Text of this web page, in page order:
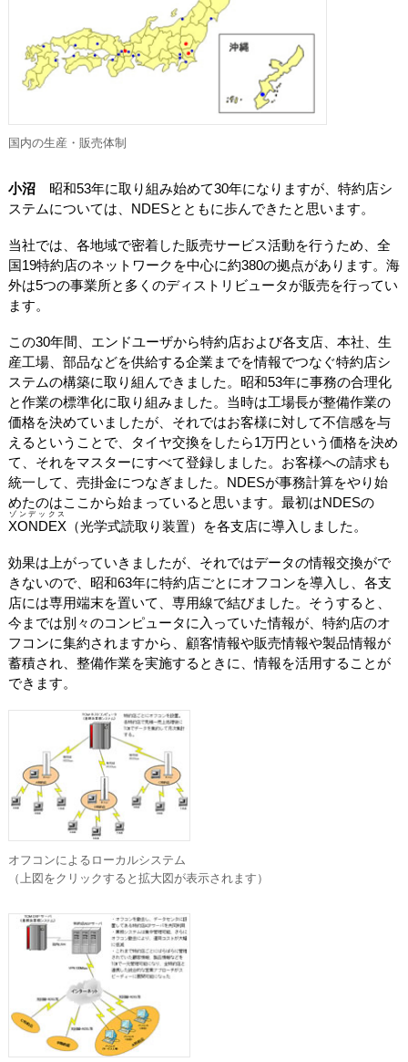
国内の生産・販売体制
小沼昭和53年に取り組み始めて30年になりますが、特約店シ
ステムについては、NDESとともに歩んできたと思います。
当社では、各地域で密着した販売サービス活動を行うため、全
国19特約店のネットワークを中心に約380の拠点があります。海
外は5つの事業所と多くのディストリビュータが販売を行ってい
ます。
この30年間、エンドユーザから特約店および各支店、本社、生
産工場、部品などを供給する企業までを情報でつなぐ特約店シ
ステムの構築に取り組んできました。昭和53年に事務の合理化
と作業の標準化に取り組みました。当時は工場長が整備作業の
価格を決めていましたが、それではお客様に対して不信感を与
えるということで、タイヤ交換をしたら1万円という価格を決め
て、それをマスターにすべて登録しました。お客様への請求も
統一して、売掛金につなぎました。NDESが事務計算をやり始
めたのはここから始まっていると思います。最初はNDESの
XONDEX
ゾンデックス
（光学式読取り装置）を各支店に導入しました。
効果は上がっていきましたが、それではデータの情報交換がで
きないので、昭和63年に特約店ごとにオフコンを導入し、各支
店には専用端末を置いて、専用線で結びました。そうすると、
今までは別々のコンピュータに入っていた情報が、特約店のオ
フコンに集約されますから、顧客情報や販売情報や製品情報が
蓄積され、整備作業を実施するときに、情報を活用することが
できます。
オフコンによるローカルシステム
（上図をクリックすると拡大図が表示されます）